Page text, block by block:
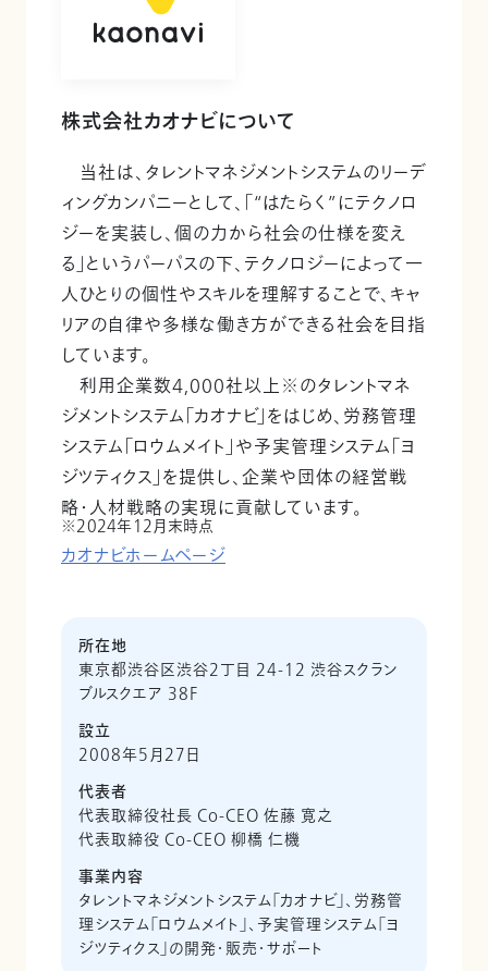
株式会社カオナビについて
当社は、タレントマネジメントシステムのリーデ
ィングカンパニーとして、「“はたらく”にテクノロ
ジーを実装し、個の力から社会の仕様を変え
る」というパーパスの下、テクノロジーによって一
人ひとりの個性やスキルを理解することで、キャ
リアの自律や多様な働き方ができる社会を目指
しています。
利用企業数4,000社以上※のタレントマネ
ジメントシステム「カオナビ」をはじめ、労務管理
システム「ロウムメイト」や予実管理システム「ヨ
ジツティクス」を提供し、企業や団体の経営戦
略・人材戦略の実現に貢献しています。
2024年12月末時点
カオナビホームページ
所在地
東京都渋谷区渋谷2丁目 24-12 渋谷スクラン
ブルスクエア 38F
設立
2008年5月27日
代表者
代表取締役社長 Co-CEO 佐藤 寛之
代表取締役 Co-CEO 柳橋 仁機
事業内容
タレントマネジメントシステム「カオナビ」、労務管
理システム「ロウムメイト」、予実管理システム「ヨ
ジツティクス」の開発・販売・サポート